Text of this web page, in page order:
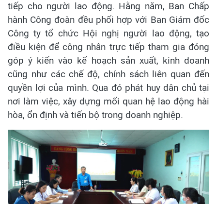
tiếp cho người lao động. Hằng năm, Ban Chấp
hành Công đoàn đều phối hợp với Ban Giám đốc
Công ty tổ chức Hội nghị người lao động, tạo
điều kiện để công nhân trực tiếp tham gia đóng
góp ý kiến vào kế hoạch sản xuất, kinh doanh
cũng như các chế độ, chính sách liên quan đến
quyền lợi của mình. Qua đó phát huy dân chủ tại
nơi làm việc, xây dựng mối quan hệ lao động hài
hòa, ổn định và tiến bộ trong doanh nghiệp.